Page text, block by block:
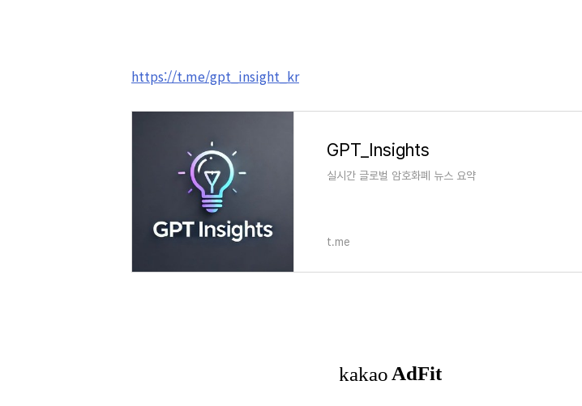
https://t.me/gpt_insight_kr
GPT_Insights
실시간 글로벌 암호화폐 뉴스 요약
t.me